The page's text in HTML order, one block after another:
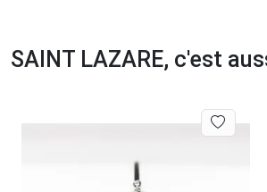
SAINT LAZARE, c'est